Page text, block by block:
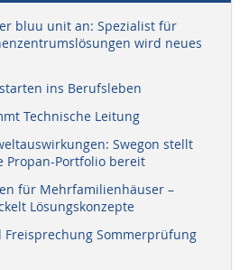
bluu unit an: Spezialist für
wird neues
ins Berufsleben
Technische Leitung
Swegon stellt
Propan-Portfolio bereit
für Mehrfamilienhäuser –
Lösungskonzepte
Sommerprüfung